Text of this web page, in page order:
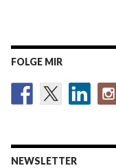
FOLGE MIR
NEWSLETTER